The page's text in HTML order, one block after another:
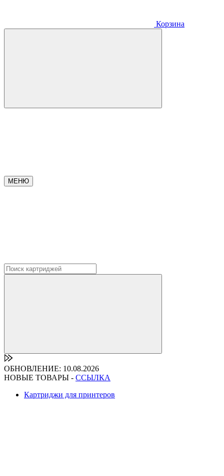
Корзина
МЕНЮ
ОБНОВЛЕНИЕ: 10.08.2026
НОВЫЕ ТОВАРЫ - ССЫЛКА
Картриджи для принтеров